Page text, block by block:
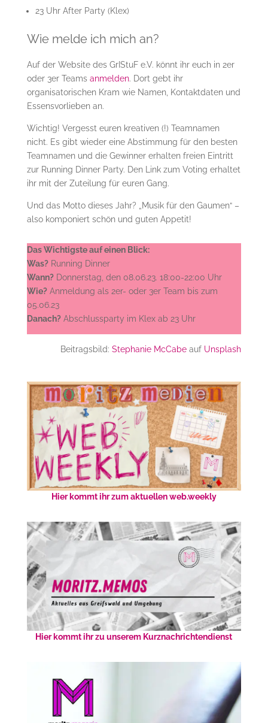
23 Uhr After Party (Klex)
Wie melde ich mich an?
Auf der Website des GrIStuF e.V. könnt ihr euch in 2er
oder 3er Teams anmelden. Dort gebt ihr
organisatorischen Kram wie Namen, Kontaktdaten und
Essensvorlieben an.
Wichtig! Vergesst euren kreativen (!) Teamnamen
nicht. Es gibt wieder eine Abstimmung für den besten
Teamnamen und die Gewinner erhalten freien Eintritt
zur Running Dinner Party. Den Link zum Voting erhaltet
ihr mit der Zuteilung für euren Gang.
Und das Motto dieses Jahr? „Musik für den Gaumen“ –
also komponiert schön und guten Appetit!
Das Wichtigste auf einen Blick:
Was?Running Dinner
Wann?Donnerstag, den 08.06.23. 18:00-22:00 Uhr
Wie?Anmeldung als 2er- oder 3er Team bis zum
05.06.23
Danach?Abschlussparty im Klex ab 23 Uhr
Beitragsbild:Stephanie McCabe auf Unsplash
Hier kommt ihr zum aktuellen web.weekly
Hier kommt ihr zu unserem Kurznachrichtendienst